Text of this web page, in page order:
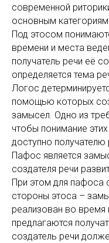
современной
основным
Под этосом
времени и места
получатель речи её
определяется тема
Логос
помощью которых
замысел. Одно из
чтобы понимание
доступно получателю
Пафос является
создателя речи
При этом для пафоса
стороны этоса –
реализован во время
предлагаются
создатель речи